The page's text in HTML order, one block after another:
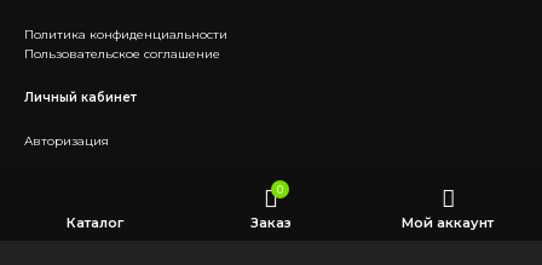
Политика конфиденциальности
Пользовательское соглашение
Личный кабинет
Авторизация
Telegram
Каталог
0
Заказ Мой аккаунт